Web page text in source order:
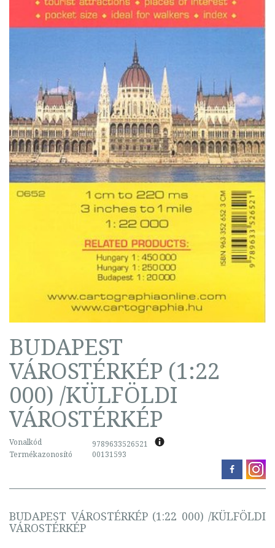
BUDAPEST
VÁROSTÉRKÉP (1:22
000) /KÜLFÖLDI
VÁROSTÉRKÉP
Vonalkód
9789633526521
Termékazonosító
00131593
BUDAPEST VÁROSTÉRKÉP (1:22 000) /KÜLFÖLDI
VÁROSTÉRKÉP